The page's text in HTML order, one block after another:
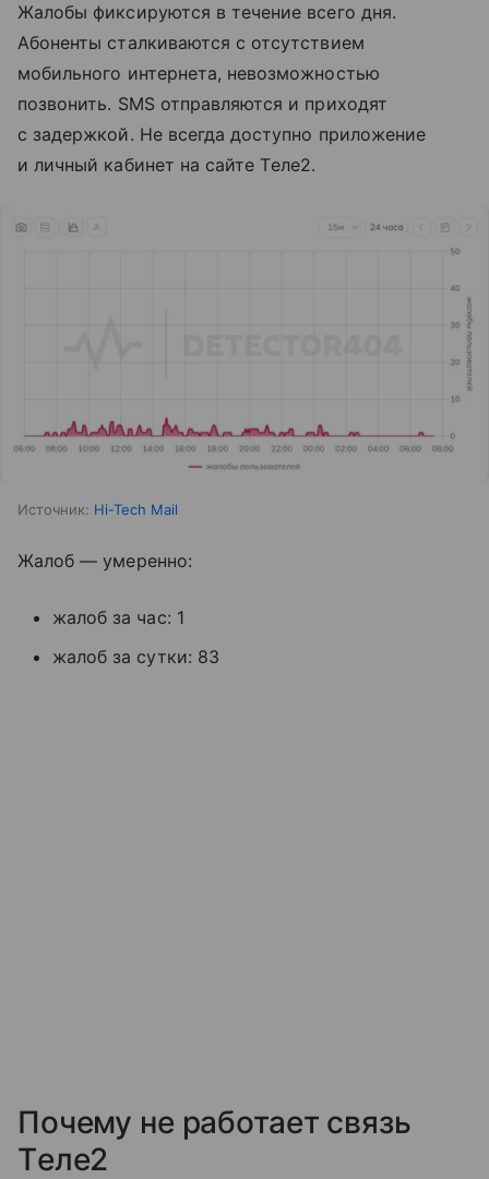
Жалобы фиксируются в течение всего дня.
Абоненты сталкиваются с отсутствием
мобильного интернета, невозможностью
позвонить. SMS отправляются и приходят
с задержкой. Не всегда доступно приложение
и личный кабинет на сайте Tеле2.
Источник: Hi-Tech Mail
Жалоб — умеренно:
жалоб за час: 1
жалоб за сутки: 83
Почему не работает связь
Tеле2